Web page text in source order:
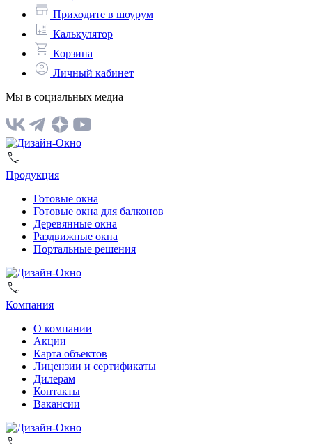
Приходите в шоурум
Калькулятор
Корзина
Личный кабинет
Мы в социальных медиа
Продукция
Готовые окна
Готовые окна для балконов
Деревянные окна
Раздвижные окна
Портальные решения
Компания
О компании
Акции
Карта объектов
Лицензии и сертификаты
Дилерам
Контакты
Вакансии